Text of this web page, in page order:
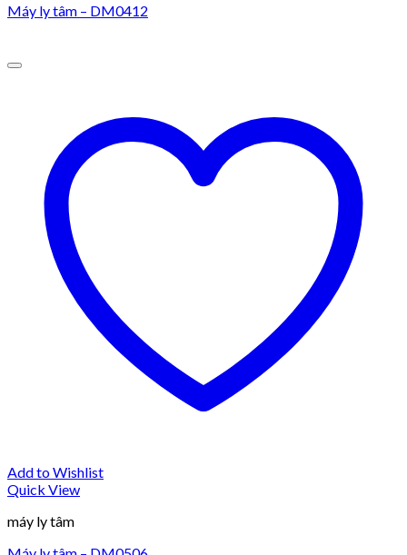
Máy ly tâm – DM0412
Add to Wishlist
Quick View
máy ly tâm